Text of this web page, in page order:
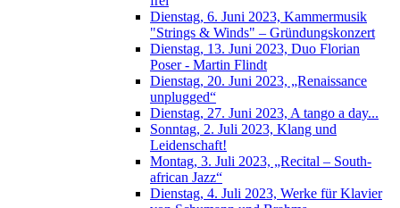
Dienstag, 6. Juni 2023, Kammermusik
"Strings & Winds" – Gründungskonzert
Dienstag, 13. Juni 2023, Duo Florian
Poser - Martin Flindt
Dienstag, 20. Juni 2023, „Renaissance
unplugged“
Dienstag, 27. Juni 2023, A tango a day...
Sonntag, 2. Juli 2023, Klang und
Leidenschaft!
Montag, 3. Juli 2023, „Recital – South-
african Jazz“
Dienstag, 4. Juli 2023, Werke für Klavier